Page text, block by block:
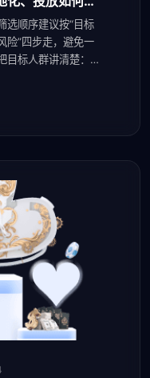
选顺序建议按“目标
”四步走，避免一
目标人群讲清楚：面